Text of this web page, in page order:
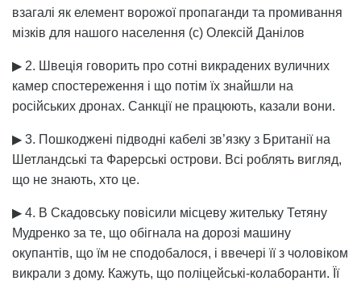
взагалі як елемент ворожої пропаганди та промивання
мізків для нашого населення (с) Олексій Данілов
▶ 2. Швеція говорить про сотні викрадених вуличних
камер спостереження і що потім їх знайшли на
російських дронах. Санкції не працюють, казали вони.
▶ 3. Пошкоджені підводні кабелі зв’язку з Британії на
Шетландські та Фарерські острови. Всі роблять вигляд,
що не знають, хто це.
▶ 4. В Скадовську повісили місцеву жительку Тетяну
Мудренко за те, що обігнала на дорозі машину
окупантів, що їм не сподобалося, і ввечері її з чоловіком
викрали з дому. Кажуть, що поліцейські-колаборанти. Її